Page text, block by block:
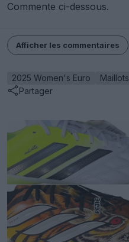
Commente ci-dessous.
Afficher les commentaires
2025 Women's Euro Maillots
Partager